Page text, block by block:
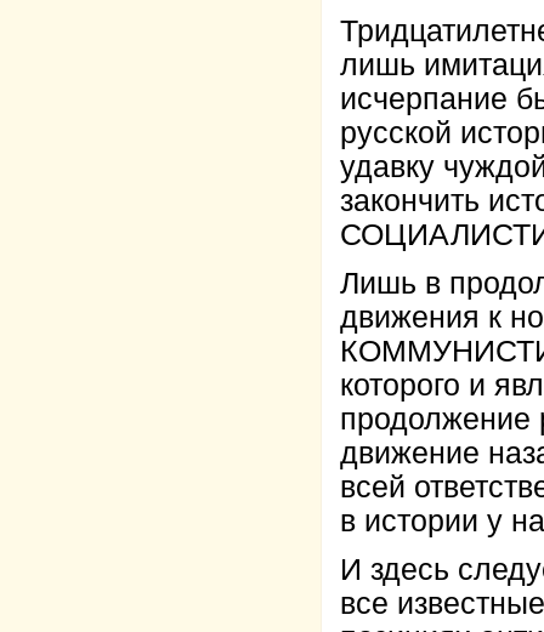
лишь
исчерпание
русской
удавку
закончить
Лишь в
движения к
которого и
продолжение
движение
всей
в истории у
И здесь
все